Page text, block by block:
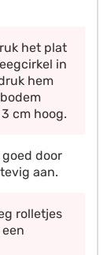
het plat
in
hem
cm hoog.
door
aan.
rolletjes